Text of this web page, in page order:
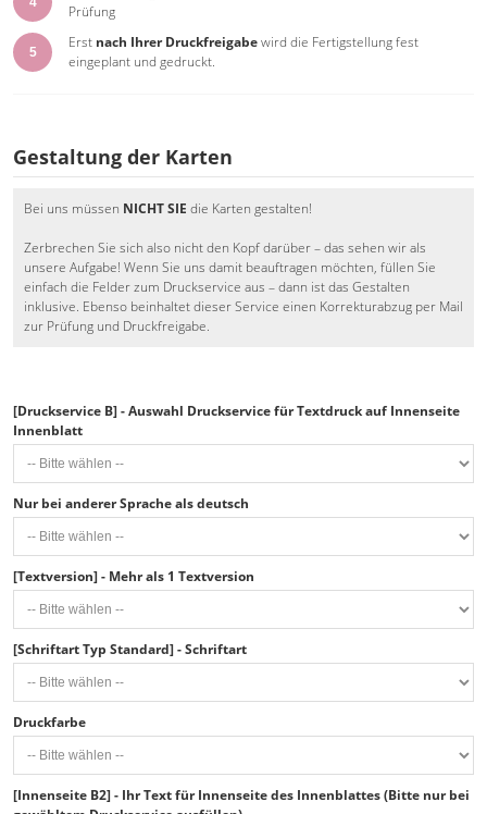
Prüfung
5
Erst nach Ihrer Druckfreigabewird die Fertigstellung fest
eingeplant und gedruckt.
Gestaltung der Karten
Bei uns müssen NICHT SIE die Karten gestalten!
Zerbrechen Sie sich also nicht den Kopf darüber – das sehen wir als
unsere Aufgabe! Wenn Sie uns damit beauftragen möchten, füllen Sie
einfach die Felder zum Druckservice aus – dann ist das Gestalten
inklusive. Ebenso beinhaltet dieser Service einen Korrekturabzug per Mail
zur Prüfung und Druckfreigabe.
[Druckservice B] - Auswahl Druckservice für Textdruck auf Innenseite
Innenblatt
Nur bei anderer Sprache als deutsch
[Textversion] - Mehr als 1 Textversion
[Schriftart Typ Standard] - Schriftart
Druckfarbe
[Innenseite B2] - Ihr Text für Innenseite des Innenblattes (Bitte nur bei